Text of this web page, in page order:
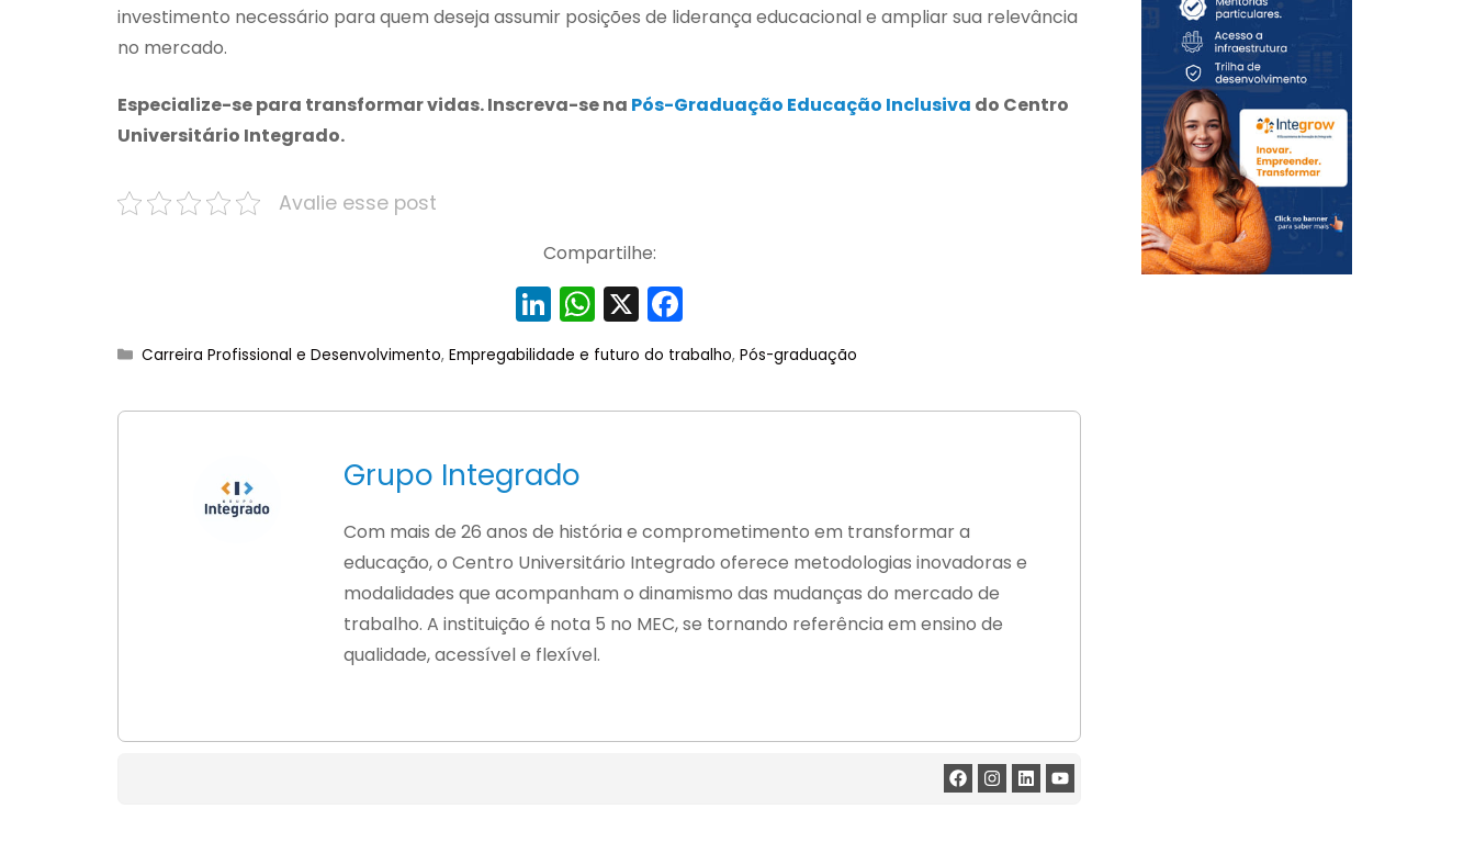
investimento necessário para quem deseja assumir posições de liderança educacional e ampliar sua relevância
no mercado.
Especialize-se para transformar vidas. Inscreva-se na Pós-Graduação Educação Inclusiva do Centro
Universitário Integrado.
Avalie esse post
Compartilhe:
Li
n
k
e
n
W
h
a
ts
p
X
a
c
e
k
Categorias
Carreira Profissional e Desenvolvimento, Empregabilidade e futuro do trabalho, Pós-graduação
Grupo Integrado
Com mais de 26 anos de história e comprometimento em transformar a
educação, o Centro Universitário Integrado oferece metodologias inovadoras e
modalidades que acompanham o dinamismo das mudanças do mercado de
trabalho. A instituição é nota 5 no MEC, se tornando referência em ensino de
qualidade, acessível e flexível.